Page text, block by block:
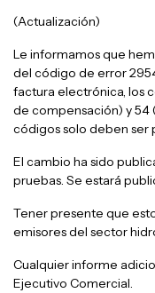
(Actualización)
Le informamos que
del código de error
factura electrónica, los
de compensación) y
códigos solo deben ser
El cambio ha sido
pruebas. Se estará
Tener presente que
emisores del sector
Cualquier informe
Ejecutivo Comercial.